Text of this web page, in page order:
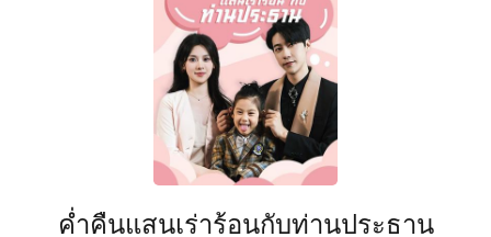
ค่ำคืนแสนเร่าร้อนกับท่านประธาน